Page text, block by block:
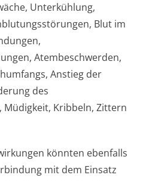
Unterkühlung,
Blut im
Atembeschwerden,
Anstieg der
des
Müdigkeit, Kribbeln, Zittern
könnten ebenfalls
mit dem Einsatz